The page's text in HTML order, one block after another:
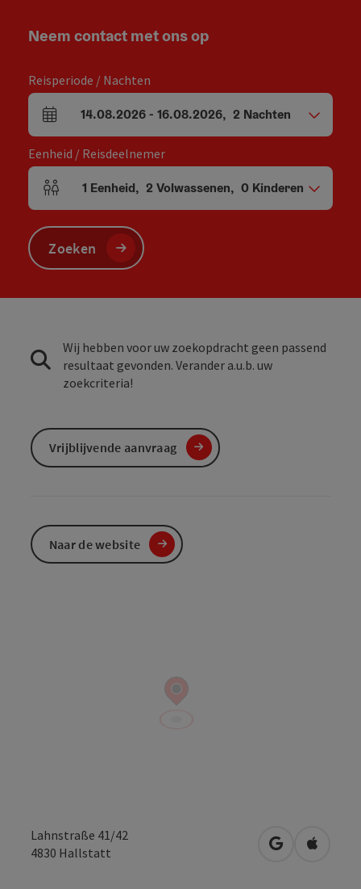
Lahnstraße 41/42
4830 Hallstatt Openen in
Neem contact met ons op
Reisperiode / Nachten
Velden voor aankomst en vertrek
14.08.2026- 16.08.2026, 2 Nachten
Eenheid / Reisdeelnemer
Aantal eenheden en persoonsvelden
1 Eenheid, 2 Volwassenen, 0 Kinderen
Zoeken
Wij hebben voor uw zoekopdracht geen passend
resultaat gevonden. Verander a.u.b. uw
zoekcriteria!
Vrijblijvende aanvraag
Naar de website